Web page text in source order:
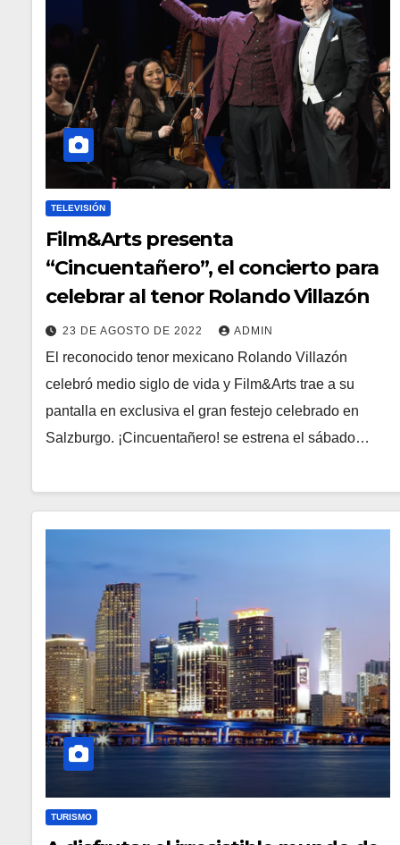
TELEVISIÓN
Film&Arts presenta
“Cincuentañero”, el concierto para
celebrar al tenor Rolando Villazón
23 DE AGOSTO DE 2022 ADMIN
El reconocido tenor mexicano Rolando Villazón
celebró medio siglo de vida y Film&Arts trae a su
pantalla en exclusiva el gran festejo celebrado en
Salzburgo. ¡Cincuentañero! se estrena el sábado…
TURISMO